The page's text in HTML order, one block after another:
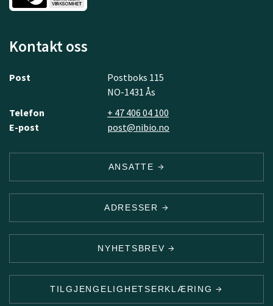
Kontakt oss
Post
Postboks 115
NO-1431 Ås
Telefon
+ 47 406 04 100
E-post
post@nibio.no
ANSATTE
ADRESSER
NYHETSBREV
TILGJENGELIGHETSERKLÆRING